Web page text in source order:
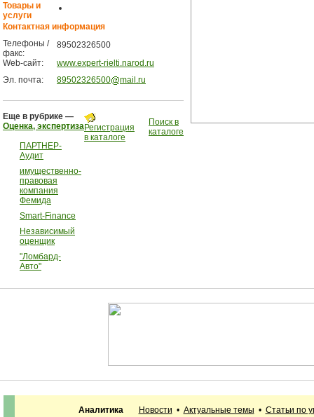
Товары и
услуги
Контактная информация
Телефоны /
факс:
89502326500
Web-сайт:
www.expert-rielti.narod.ru
Эл. почта:
89502326500 mail.ru
Еще в рубрике —
Оценка, экспертиза
ПАРТНЕР-
Аудит
имущественно-
правовая
компания
Фемида
Smart-Finance
Независимый
оценщик
"Ломбард-
Авто"
Регистрация
в каталоге
Поиск в
каталоге
Аналитика Новости • Актуальные темы • Статьи по